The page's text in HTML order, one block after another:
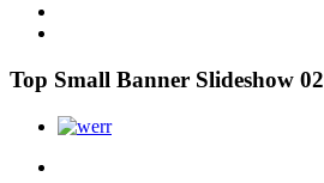
Top Small Banner Slideshow 02